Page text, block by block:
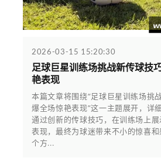
2026-03-15 15:20:30
足球巨星训练场挑战新传球技
艳表现
本篇文章将围绕“足球巨星训练场挑
爆全场惊艳表现”这一主题展开，详
通过创新的传球技巧，在训练场上
表现，最终为球迷带来不小的惊喜
个方...